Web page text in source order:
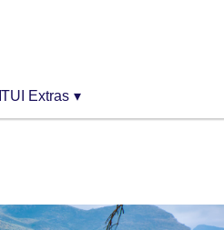
TUI Extras ▾